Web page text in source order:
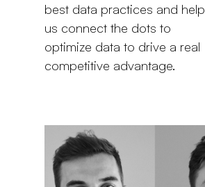
best data practices and help
us connect the dots to
optimize data to drive a real
competitive advantage.